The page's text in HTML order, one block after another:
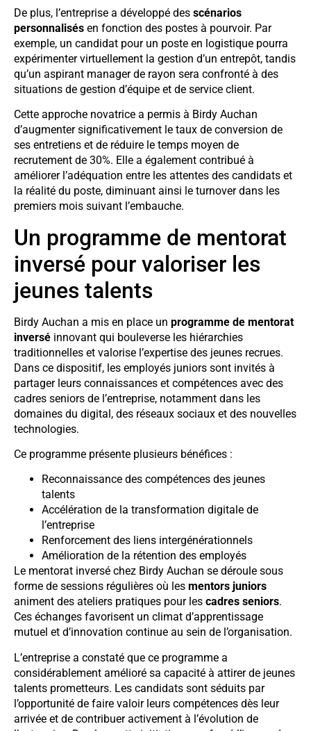
De plus, l’entreprise a développé des scénarios
personnalisés en fonction des postes à pourvoir. Par
exemple, un candidat pour un poste en logistique pourra
expérimenter virtuellement la gestion d’un entrepôt, tandis
qu’un aspirant manager de rayon sera confronté à des
situations de gestion d’équipe et de service client.
Cette approche novatrice a permis à Birdy Auchan
d’augmenter significativement le taux de conversion de
ses entretiens et de réduire le temps moyen de
recrutement de 30%. Elle a également contribué à
améliorer l’adéquation entre les attentes des candidats et
la réalité du poste, diminuant ainsi le turnover dans les
premiers mois suivant l’embauche.
Un programme de mentorat
inversé pour valoriser les
jeunes talents
Birdy Auchan a mis en place un programme de mentorat
inversé innovant qui bouleverse les hiérarchies
traditionnelles et valorise l’expertise des jeunes recrues.
Dans ce dispositif, les employés juniors sont invités à
partager leurs connaissances et compétences avec des
cadres seniors de l’entreprise, notamment dans les
domaines du digital, des réseaux sociaux et des nouvelles
technologies.
Ce programme présente plusieurs bénéfices :
Reconnaissance des compétences des jeunes
talents
Accélération de la transformation digitale de
l’entreprise
Renforcement des liens intergénérationnels
Amélioration de la rétention des employés
Le mentorat inversé chez Birdy Auchan se déroule sous
forme de sessions régulières où les mentors juniors
animent des ateliers pratiques pour les cadres seniors.
Ces échanges favorisent un climat d’apprentissage
mutuel et d’innovation continue au sein de l’organisation.
L’entreprise a constaté que ce programme a
considérablement amélioré sa capacité à attirer de jeunes
talents prometteurs. Les candidats sont séduits par
l’opportunité de faire valoir leurs compétences dès leur
arrivée et de contribuer activement à l’évolution de